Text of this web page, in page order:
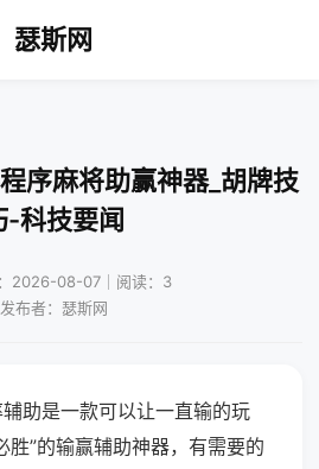
瑟斯网
序麻将助赢神器_胡牌技
-科技要闻
2026-08-07｜阅读：3
发布者：瑟斯网
助是一款可以让一直输的玩
胜”的输赢辅助神器，有需要的